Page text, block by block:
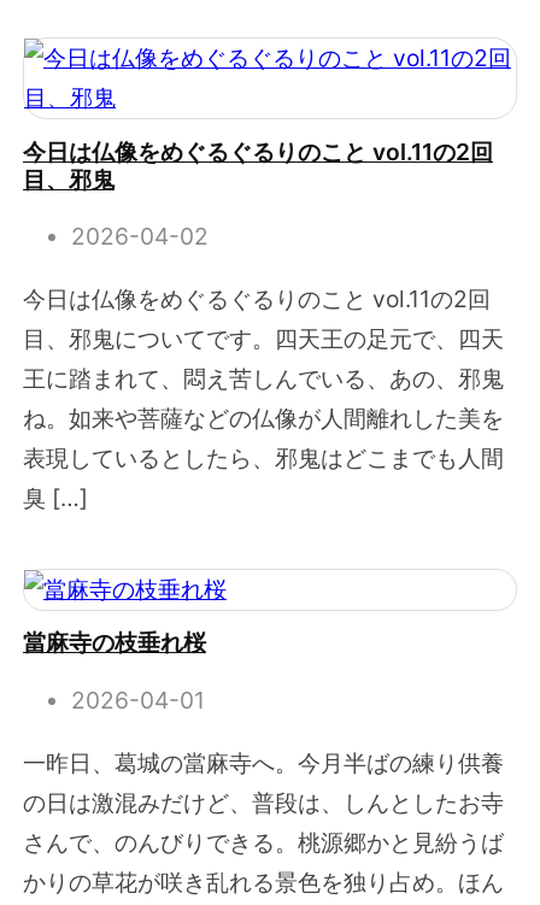
今日は仏像をめぐるぐるりのこと vol.11の2回
目、邪鬼
2026-04-02
今日は仏像をめぐるぐるりのこと vol.11の2回
目、邪鬼についてです。四天王の足元で、四天
王に踏まれて、悶え苦しんでいる、あの、邪鬼
ね。如来や菩薩などの仏像が人間離れした美を
表現しているとしたら、邪鬼はどこまでも人間
臭 […]
當麻寺の枝垂れ桜
2026-04-01
一昨日、葛城の當麻寺へ。今月半ばの練り供養
の日は激混みだけど、普段は、しんとしたお寺
さんで、のんびりできる。桃源郷かと見紛うば
かりの草花が咲き乱れる景色を独り占め。ほん